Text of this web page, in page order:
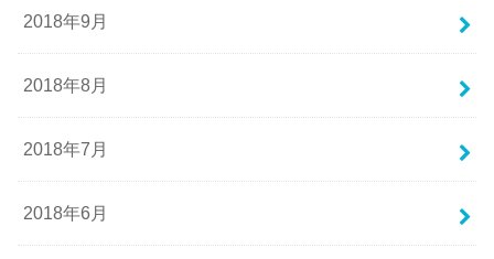
2018年9月
2018年8月
2018年7月
2018年6月